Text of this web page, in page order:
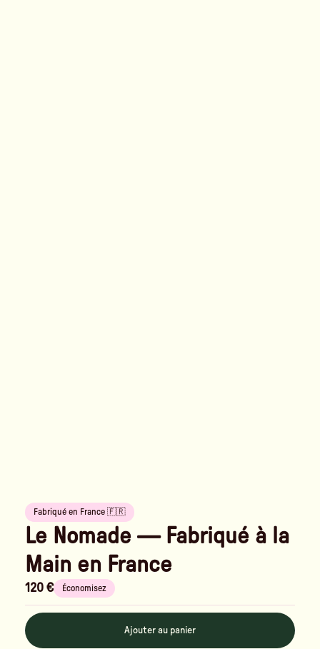
Fabriqué en France 🇫🇷
Le Nomade — Fabriqué à la
Main en France
120 € Économisez
Ajouter au panier